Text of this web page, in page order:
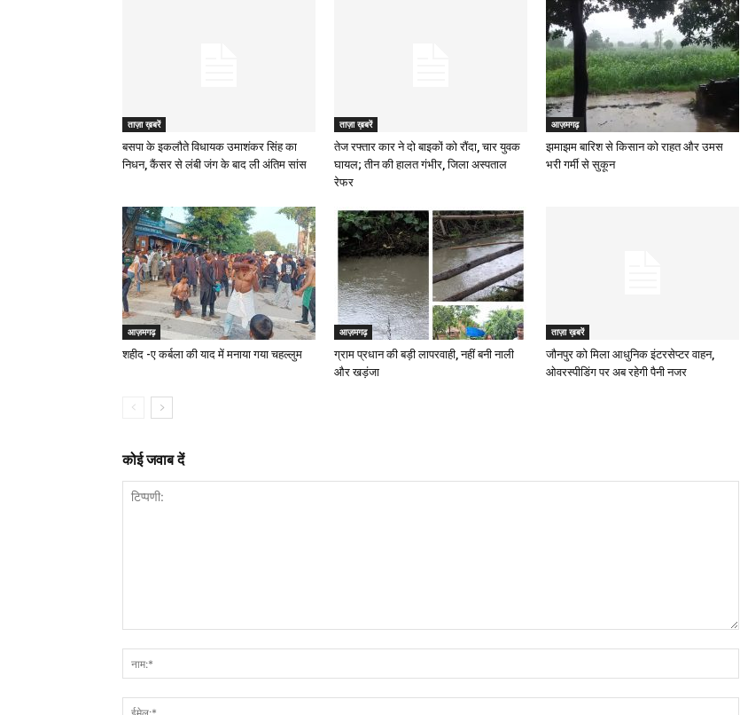
ताज़ा ख़बरें
बसपा के इकलौते विधायक उमाशंकर सिंह का
निधन, कैंसर से लंबी जंग के बाद ली अंतिम सांस
ताज़ा ख़बरें
तेज रफ्तार कार ने दो बाइकों को रौंदा, चार युवक
घायल; तीन की हालत गंभीर, जिला अस्पताल
रेफर
आज़मगढ़
झमाझम बारिश से किसान को राहत और उमस
भरी गर्मी से सुकून
आज़मगढ़
शहीद -ए कर्बला की याद में मनाया गया चहल्लुम
आज़मगढ़
ग्राम प्रधान की बड़ी लापरवाही, नहीं बनी नाली
और खड़ंजा
ताज़ा ख़बरें
जौनपुर को मिला आधुनिक इंटरसेप्टर वाहन,
ओवरस्पीडिंग पर अब रहेगी पैनी नजर
कोई जवाब दें